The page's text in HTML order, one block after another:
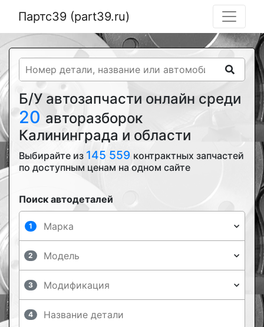
Партс39 (part39.ru)
Б/У автозапчасти онлайн среди
20 авторазборок
Калининграда и области
Выбирайте из 145 559 контрактных запчастей
по доступным ценам на одном сайте
Поиск автодеталей
1
2
3
4